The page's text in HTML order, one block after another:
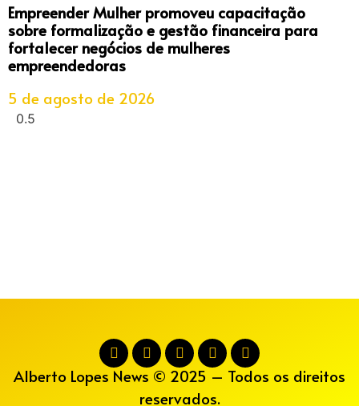
Empreender Mulher promoveu capacitação
sobre formalização e gestão financeira para
fortalecer negócios de mulheres
empreendedoras
5 de agosto de 2026
Alberto Lopes News © 2025 – Todos os direitos
reservados.